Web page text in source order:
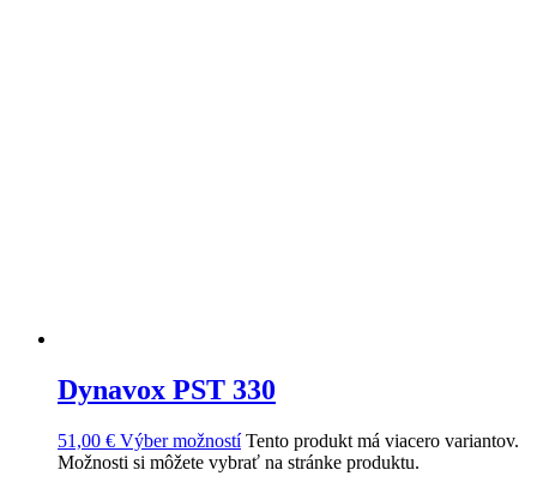
Dynavox PST 330
51,00 € Výber možností Tento produkt má viacero variantov.
Možnosti si môžete vybrať na stránke produktu.